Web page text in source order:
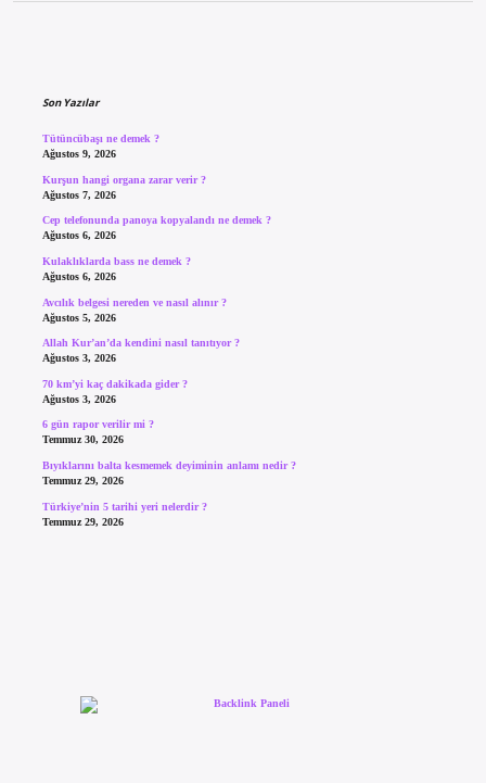
Son Yazılar
Tütüncübaşı ne demek ?
Ağustos 9, 2026
Kurşun hangi organa zarar verir ?
Ağustos 7, 2026
Cep telefonunda panoya kopyalandı ne demek ?
Ağustos 6, 2026
Kulaklıklarda bass ne demek ?
Ağustos 6, 2026
Avcılık belgesi nereden ve nasıl alınır ?
Ağustos 5, 2026
Allah Kur’an’da kendini nasıl tanıtıyor ?
Ağustos 3, 2026
70 km’yi kaç dakikada gider ?
Ağustos 3, 2026
6 gün rapor verilir mi ?
Temmuz 30, 2026
Bıyıklarını balta kesmemek deyiminin anlamı nedir ?
Temmuz 29, 2026
Türkiye’nin 5 tarihi yeri nelerdir ?
Temmuz 29, 2026